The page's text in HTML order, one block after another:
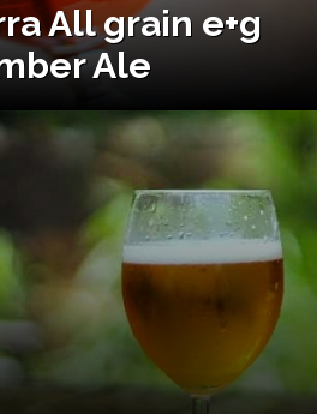
All grain e+g
Ale